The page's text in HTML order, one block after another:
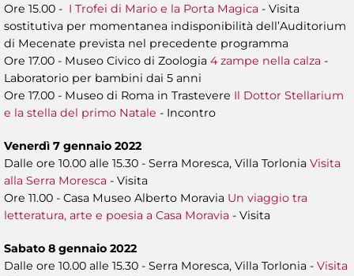
Ore 15.00 - I Trofei di Mario e la Porta Magica - Visita
sostitutiva per momentanea indisponibilità dell’Auditorium
di Mecenate prevista nel precedente programma
Ore 17.00 - Museo Civico di Zoologia 4 zampe nella calza -
Laboratorio per bambini dai 5 anni
Ore 17.00 - Museo di Roma in Trastevere Il Dottor Stellarium
e la stella del primo Natale - Incontro
Venerdì 7 gennaio 2022
Dalle ore 10.00 alle 15.30 - Serra Moresca, Villa Torlonia Visita
alla Serra Moresca - Visita
Ore 11.00 - Casa Museo Alberto Moravia Un viaggio tra
letteratura, arte e poesia a Casa Moravia - Visita
Sabato 8 gennaio 2022
Dalle ore 10.00 alle 15.30 - Serra Moresca, Villa Torlonia - Visita